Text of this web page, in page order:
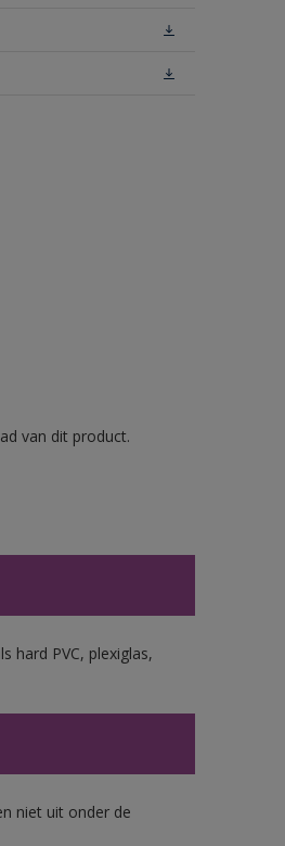
van dit product.
hard PVC, plexiglas,
niet uit onder de